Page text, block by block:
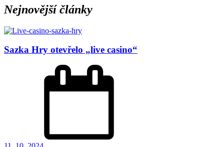
Nejnovější články
Sazka Hry otevřelo „live casino“